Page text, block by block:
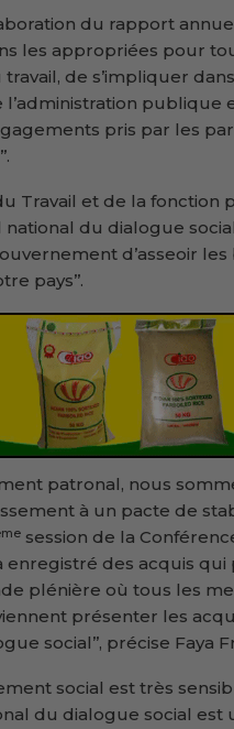
du rapport
les appropriées pour
de s’impliquer
publique
pris par les
Travail et de la fonction
national du dialogue
d’asseoir les
pays’’.
patronal, nous
à un pacte de
session de la
enregistré des acquis
plénière où tous les
présenter les
social’’, précise Faya
social est très
du dialogue social est